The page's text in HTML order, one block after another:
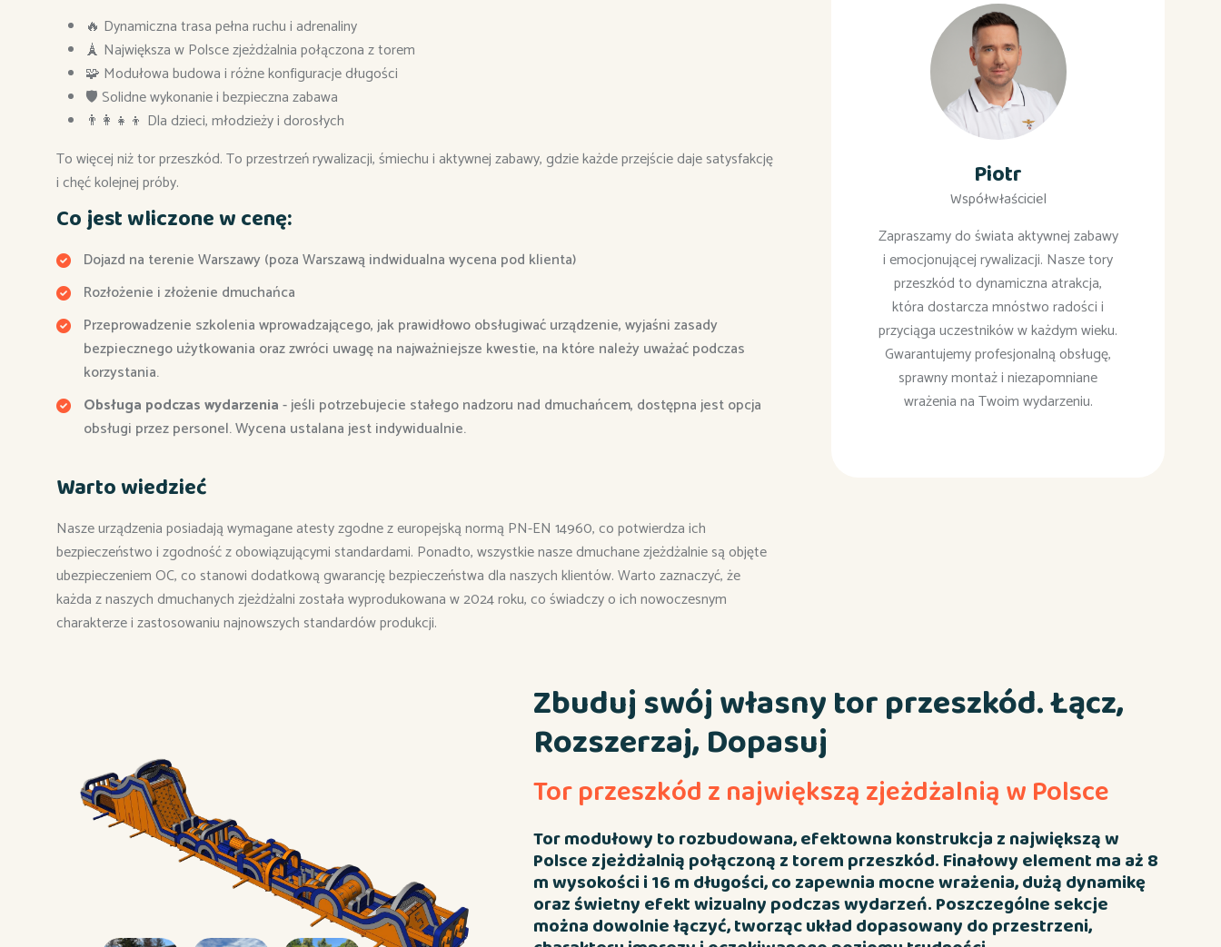
🔥 Dynamiczna trasa pełna ruchu i adrenaliny
🗼 Największa w Polsce zjeżdżalnia połączona z torem
🧩 Modułowa budowa i różne konfiguracje długości
🛡️ Solidne wykonanie i bezpieczna zabawa
👨‍👩‍👧‍👦 Dla dzieci, młodzieży i dorosłych
To więcej niż tor przeszkód. To przestrzeń rywalizacji, śmiechu i aktywnej zabawy, gdzie każde przejście daje satysfakcję
i chęć kolejnej próby.
Co jest wliczone w cenę:
Dojazd na terenie Warszawy (poza Warszawą indwidualna wycena pod klienta)
Rozłożenie i złożenie dmuchańca
Przeprowadzenie szkolenia wprowadzającego, jak prawidłowo obsługiwać urządzenie, wyjaśni zasady
bezpiecznego użytkowania oraz zwróci uwagę na najważniejsze kwestie, na które należy uważać podczas
korzystania.
Obsługa podczas wydarzenia- jeśli potrzebujecie stałego nadzoru nad dmuchańcem, dostępna jest opcja
obsługi przez personel. Wycena ustalana jest indywidualnie.
Warto wiedzieć
Nasze urządzenia posiadają wymagane atesty zgodne z europejską normą PN-EN 14960, co potwierdza ich
bezpieczeństwo i zgodność z obowiązującymi standardami. Ponadto, wszystkie nasze dmuchane zjeżdżalnie są objęte
ubezpieczeniem OC, co stanowi dodatkową gwarancję bezpieczeństwa dla naszych klientów. Warto zaznaczyć, że
każda z naszych dmuchanych zjeżdżalni została wyprodukowana w 2024 roku, co świadczy o ich nowoczesnym
charakterze i zastosowaniu najnowszych standardów produkcji.
Piotr
Współwłaściciel
Zapraszamy do świata aktywnej zabawy
i emocjonującej rywalizacji. Nasze tory
przeszkód to dynamiczna atrakcja,
która dostarcza mnóstwo radości i
przyciąga uczestników w każdym wieku.
Gwarantujemy profesjonalną obsługę,
sprawny montaż i niezapomniane
wrażenia na Twoim wydarzeniu.
Zbuduj swój własny tor przeszkód. Łącz,
Rozszerzaj, Dopasuj
Tor przeszkód z największą zjeżdżalnią w Polsce
Tor modułowy to rozbudowana, efektowna konstrukcja z największą w
Polsce zjeżdżalnią połączoną z torem przeszkód. Finałowy element ma aż 8
m wysokości i 16 m długości, co zapewnia mocne wrażenia, dużą dynamikę
oraz świetny efekt wizualny podczas wydarzeń. Poszczególne sekcje
można dowolnie łączyć, tworząc układ dopasowany do przestrzeni,